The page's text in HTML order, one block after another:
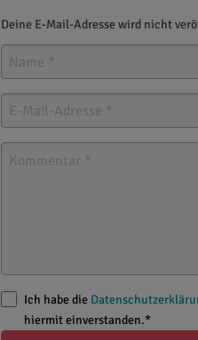
Deine E-Mail-Adresse wird nicht
Ich habe die
hiermit einverstanden.*